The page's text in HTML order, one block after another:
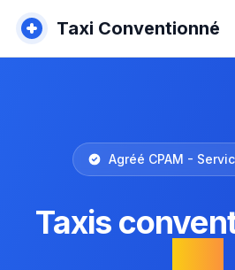
Taxi Conventionné
Agréé CPAM -
Taxis